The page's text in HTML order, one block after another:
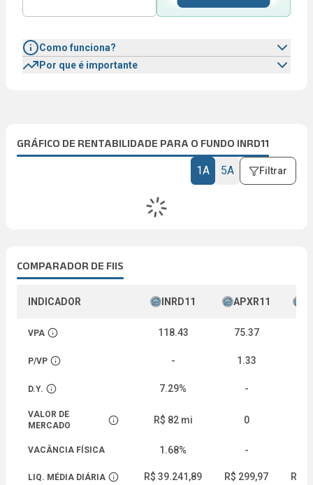
Como funciona?
Por que é importante
GRÁFICO DE RENTABILIDADE PARA O FUNDO INRD11
1A 5A Filtrar
COMPARADOR DE FIIS
INDICADOR INRD11 APXR11
VPA
Abrir descrição
118.43 75.37
P/VP
Abrir descrição
- 1.33
D.Y.
Abrir descrição
7.29% -
VALOR DE
MERCADO
Abrir descrição
R$ 82 mi 0
VACÂNCIA FÍSICA 1.68% -
LIQ. MÉDIA DIÁRIA R$ 39.241,89 R$ 299,97 R$